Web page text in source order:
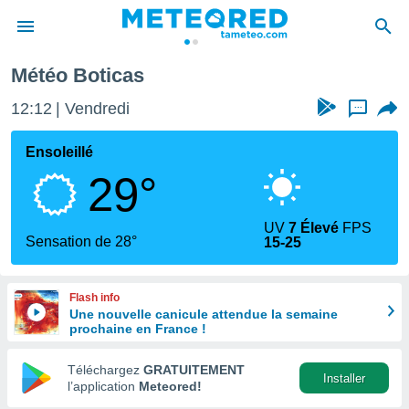
de
en
Météo Boticas
12:12 Vendredi ...
Ensoleillé
29°
Sensation de 28°
UV7 Élevé FPS
15-25
Flash info
Une nouvelle canicule attendue la semaine
prochaine en France !
Téléchargez GRATUITEMENT
l’application Meteored!
Installer